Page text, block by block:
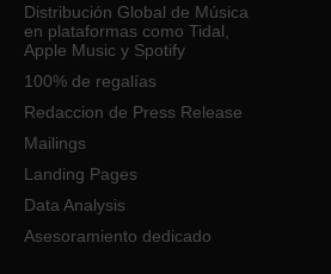
Distribución Global de Música
en plataformas como Tidal,
Apple Music y Spotify
100% de regalías
Redaccion de Press Release
Mailings
Landing Pages
Data Analysis
Asesoramiento dedicado